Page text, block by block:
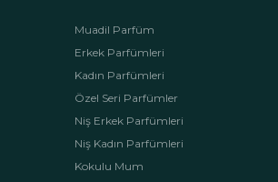
ve çubuklar aracılığıyla bu
Muadil Parfüm
Erkek Parfümleri
Kadın Parfümleri
Özel Seri Parfümler
Niş Erkek Parfümleri
Niş Kadın Parfümleri
Kokulu Mum